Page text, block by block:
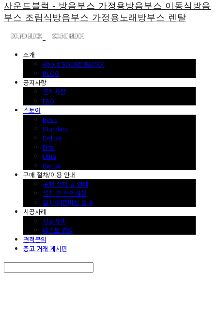
사운드블럭 - 방음부스 가정용방음부스 이동식방음
부스 조립식방음부스 가정용노래방부스 렌탈
소개
About SOUND BLOCK
BLOG
공지사항
공지사항
FAQ
스토어
Basic
Standard
Deluxe
Elite
Ultra
Rental
구매 절차/이용 안내
구매 절차 및 안내
설치 전 확인사항
설치/이전비용 안내
시공사례
시공사례
테스트 영상
견적문의
중고 거래 게시판